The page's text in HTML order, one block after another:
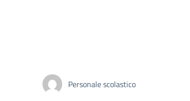
Personale scolastico